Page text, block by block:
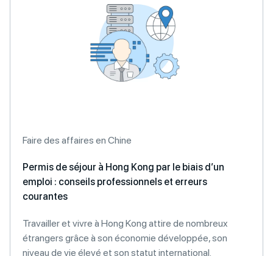
Faire des affaires en Chine
Permis de séjour à Hong Kong par le biais d’un
emploi : conseils professionnels et erreurs
courantes
Travailler et vivre à Hong Kong attire de nombreux
étrangers grâce à son économie développée, son
niveau de vie élevé et son statut international.